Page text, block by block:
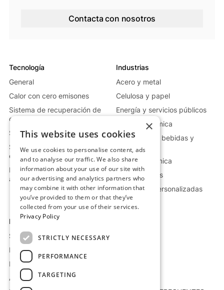
Contacta con nosotros
Tecnología
General
Calor con cero emisones
Sistema de recuperación de
calor residual
Sistema de calor móvil
Sistema de generación de
energía
Más información sobre el
almacenamiento
Industrias
Acero y metal
Celulosa y papel
Energía y servicios públicos
Vidrio y cerámica
Alimentación, bebidas y
farmacia
Industria química
Petróleo y gas
Soluciones personalizadas
Empresa
Sobre nosotros
Empleo
Polítcas de suministro
Áviso Legal
×
This website uses cookies
We use cookies to personalise content, ads
and to analyse our traffic. We also share
information about your use of our site with
our advertising and analytics partners who
may combine it with other information that
you’ve provided to them or that they’ve
collected from your use of their services.
Privacy Policy
STRICTLY NECESSARY
PERFORMANCE
TARGETING